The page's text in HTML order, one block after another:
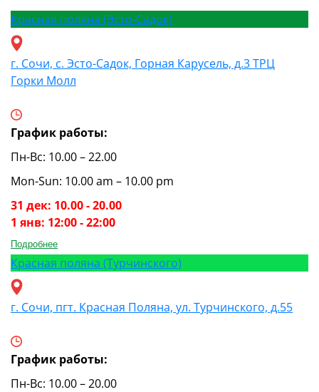
Красная поляна (Эсто-Садок)
г. Сочи, с. Эсто-Садок, Горная Карусель, д.3 ТРЦ
Горки Молл
График работы:
Пн-Вс: 10.00 – 22.00
Mon-Sun: 10.00 am – 10.00 pm
31 дек: 10.00 - 20.00
1 янв: 12:00 - 22:00
Подробнее
Красная поляна (Турчинского)
г. Сочи, пгт. Красная Поляна, ул. Турчинского, д.55
График работы:
Пн-Вс: 10.00 – 20.00